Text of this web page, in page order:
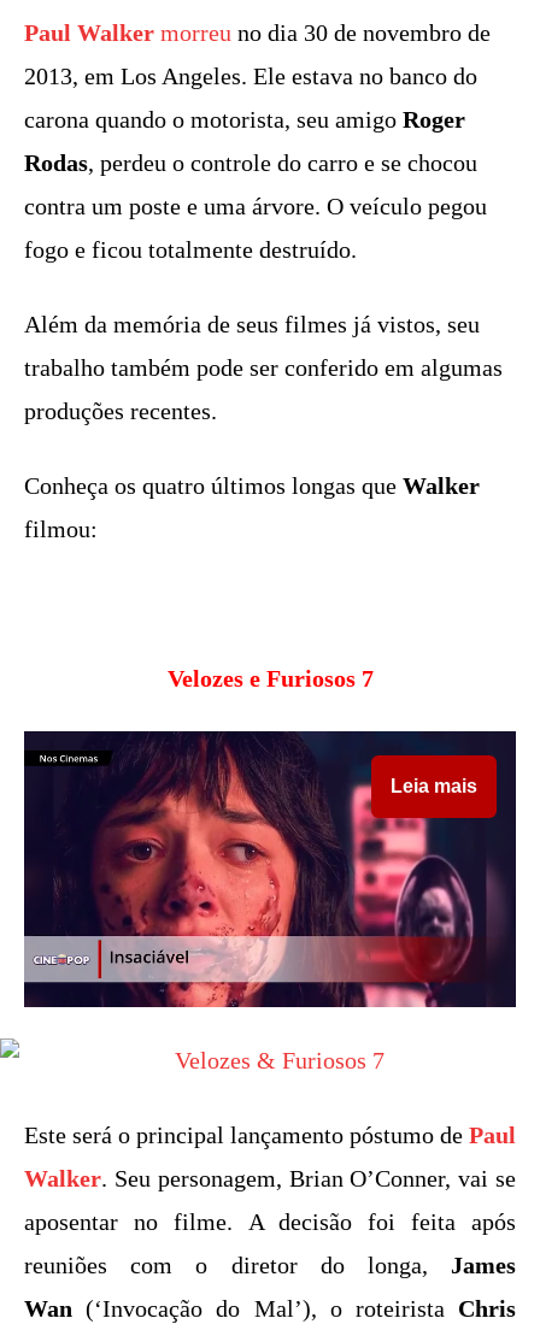
Paul Walker morreu no dia 30 de novembro de
2013, em Los Angeles. Ele estava no banco do
carona quando o motorista, seu amigo Roger
Rodas, perdeu o controle do carro e se chocou
contra um poste e uma árvore. O veículo pegou
fogo e ficou totalmente destruído.
Além da memória de seus filmes já vistos, seu
trabalho também pode ser conferido em algumas
produções recentes.
Conheça os quatro últimos longas que Walker
filmou:
Velozes e Furiosos 7
Leia mais
Este será o principal lançamento póstumo de Paul
Walker. Seu personagem, Brian O’Conner, vai se
aposentar no filme. A decisão foi feita após
reuniões com o diretor do longa, James
Wan (‘Invocação do Mal’), o roteirista Chris